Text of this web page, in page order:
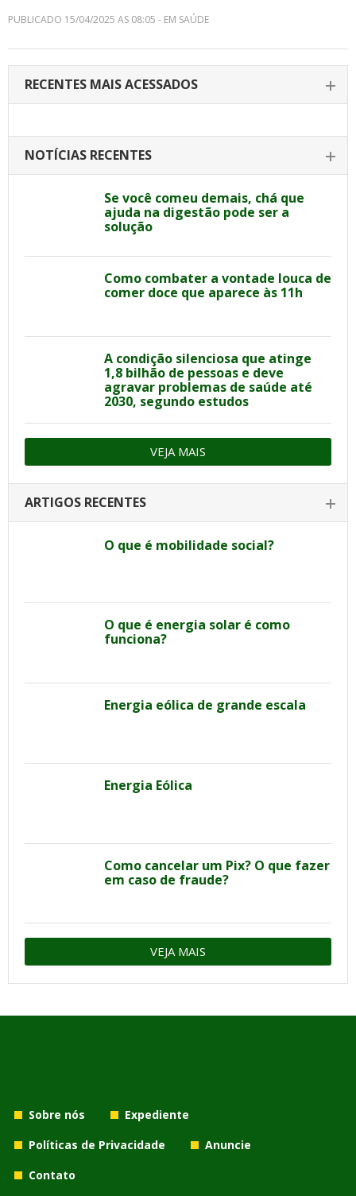
PUBLICADO 15/04/2025 AS 08:05 - EM SAÚDE
RECENTES MAIS ACESSADOS
NOTÍCIAS RECENTES
Se você comeu demais, chá que
ajuda na digestão pode ser a
solução
Como combater a vontade louca de
comer doce que aparece às 11h
A condição silenciosa que atinge
1,8 bilhão de pessoas e deve
agravar problemas de saúde até
2030, segundo estudos
VEJA MAIS
ARTIGOS RECENTES
O que é mobilidade social?
O que é energia solar é como
funciona?
Energia eólica de grande escala
Energia Eólica
Como cancelar um Pix? O que fazer
em caso de fraude?
VEJA MAIS
Sobre nós
Expediente
Políticas de Privacidade
Anuncie
Contato